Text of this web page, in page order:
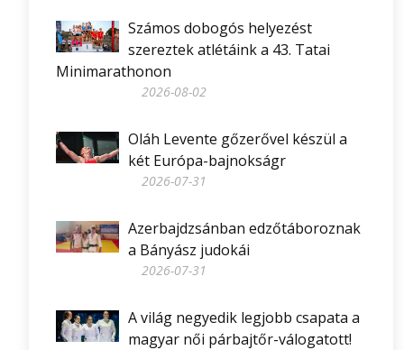
Számos dobogós helyezést
szereztek atlétáink a 43. Tatai
Minimarathonon
2026-08-02
Oláh Levente gőzerővel készül a
két Európa-bajnokságr
2026-07-31
Azerbajdzsánban edzőtáboroznak
a Bányász judokái
2026-07-31
A világ negyedik legjobb csapata a
magyar női párbajtőr-válogatott!